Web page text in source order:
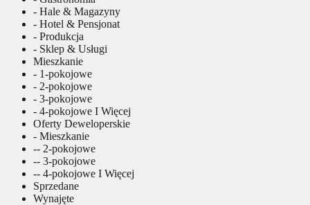
- Hale & Magazyny
- Hotel & Pensjonat
- Produkcja
- Sklep & Usługi
Mieszkanie
- 1-pokojowe
- 2-pokojowe
- 3-pokojowe
- 4-pokojowe I Więcej
Oferty Deweloperskie
- Mieszkanie
-- 2-pokojowe
-- 3-pokojowe
-- 4-pokojowe I Więcej
Sprzedane
Wynajęte